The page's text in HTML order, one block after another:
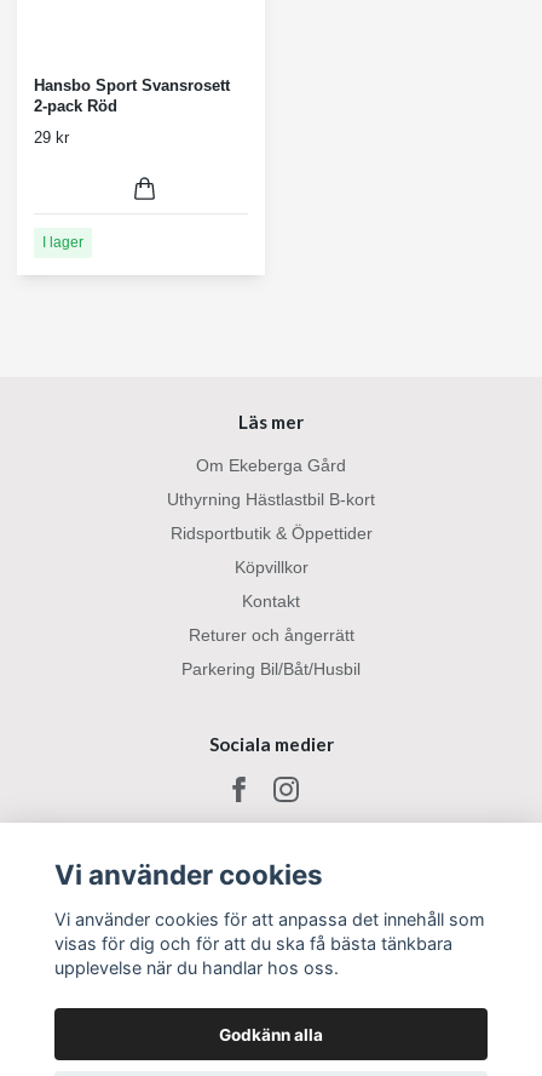
Hansbo Sport Svansrosett
2-pack Röd
29 kr
I lager
Läs mer
Om Ekeberga Gård
Uthyrning Hästlastbil B-kort
Ridsportbutik & Öppettider
Köpvillkor
Kontakt
Returer och ångerrätt
Parkering Bil/Båt/Husbil
Sociala medier
Vi använder cookies
Vi använder cookies för att anpassa det innehåll som
visas för dig och för att du ska få bästa tänkbara
upplevelse när du handlar hos oss.
Godkänn alla